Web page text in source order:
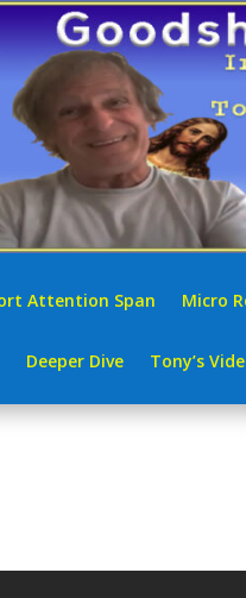
Attention Span Micro
Deeper Dive Tony’s